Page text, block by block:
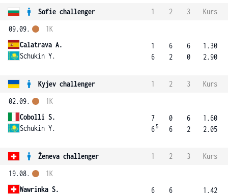
Sofie challenger 1 2 3
Kurs
09.09.
Calatrava A.
Schukin Y.
1K
1
6
6
2
6
0
1.30
2.90
Kyjev challenger 1 2 3
Kurs
02.09.
Cobolli S.
Schukin Y.
1K
7
6 5
0
6
6
2
1.60
2.05
Ženeva challenger 1 2 3
Kurs
19.08.
Wawrinka S.
1K
6
6
1.42